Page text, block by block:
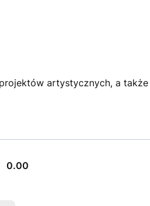
artystycznych, a
0.00